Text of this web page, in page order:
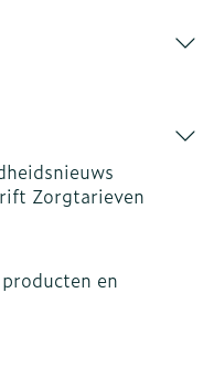
Zorgtarieven
en